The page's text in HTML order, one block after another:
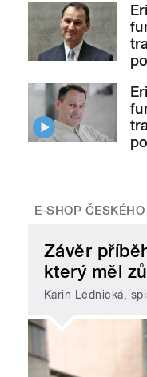
E-SHOP
Závěr
který měl
Karin Lednická,